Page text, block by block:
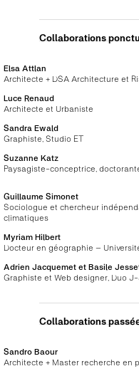
Collaborations
Elsa Attlan
Architecte + DSA Architecture et
Luce Renaud
Architecte et Urbaniste
Sandra Ewald
Graphiste, Studio ET
Suzanne Katz
Paysagiste-conceptrice,
Guillaume Simonet
Sociologue et chercheur
climatiques
Myriam Hilbert
Docteur en géographie –
Adrien Jacquemet et Basile
Graphiste et Web designer, Duo
Collaborations
Sandro Baour
Architecte + Master recherche en